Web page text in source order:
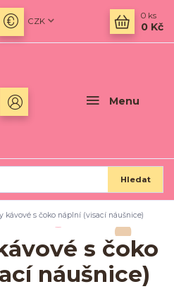
Menu
CZK
Hledat
0 ks
0 Kč
kávové s čoko náplní (visací náušnice)
s čoko
náušnice)